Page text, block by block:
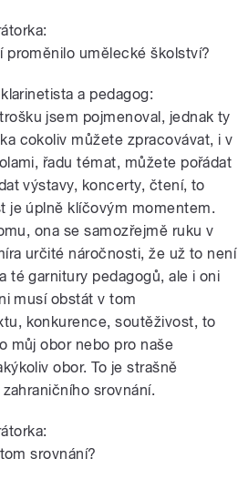
proměnilo umělecké školství?
a pedagog:
jsem pojmenoval, jednak ty
cokoliv můžete zpracovávat, i v
řadu témat, můžete pořádat
výstavy, koncerty, čtení, to
je úplně klíčovým momentem.
ona se samozřejmě ruku v
určité náročnosti, že už to není
té garnitury pedagogů, ale i oni
musí obstát v tom
konkurence, soutěživost, to
můj obor nebo pro naše
obor. To je strašně
srovnání.
srovnání?